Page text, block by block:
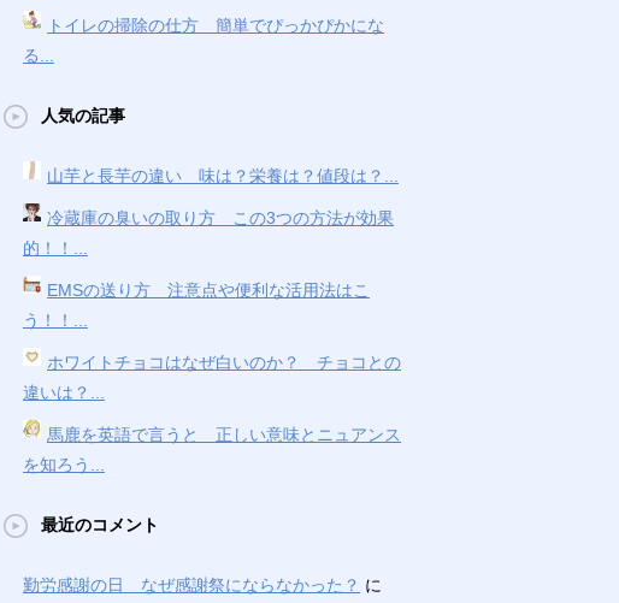
トイレの掃除の仕方 簡単でぴっかぴかにな
る...
人気の記事
山芋と長芋の違い 味は？栄養は？値段は？...
冷蔵庫の臭いの取り方 この3つの方法が効果
的！！...
EMSの送り方 注意点や便利な活用法はこ
う！！...
ホワイトチョコはなぜ白いのか？ チョコとの
違いは？...
馬鹿を英語で言うと 正しい意味とニュアンス
を知ろう...
最近のコメント
勤労感謝の日 なぜ感謝祭にならなかった？ に